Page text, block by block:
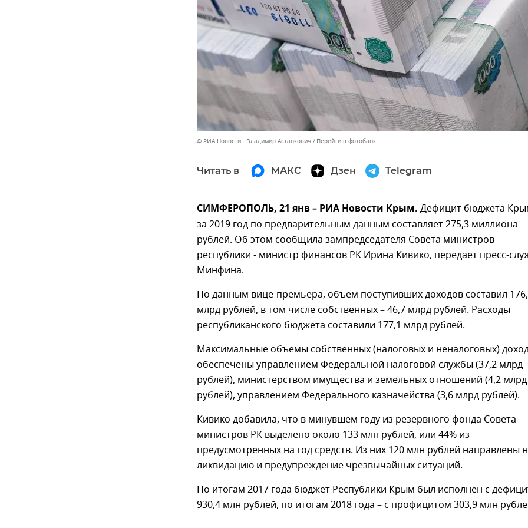
© РИА Новости . Владимир Астапкович Перейти в фотобанк
Читать в МАКС Дзен Telegram
СИМФЕРОПОЛЬ, 21 янв – РИА Новости Крым. Дефицит бюджета
за 2019 год по предварительным данным составляет 275,3 миллиона
рублей. Об этом сообщила зампредседателя Совета министров
республики - министр финансов РК Ирина Кивико, передает пресс-
Минфина.
По данным вице-премьера, объем поступивших доходов составил
млрд рублей, в том числе собственных – 46,7 млрд рублей. Расходы
республиканского бюджета составили 177,1 млрд рублей.
Максимальные объемы собственных (налоговых и неналоговых)
обеспечены управлением Федеральной налоговой службы (37,2 млрд
рублей), министерством имущества и земельных отношений (4,2 млрд
рублей), управлением Федерального казначейства (3,6 млрд рублей).
Кивико добавила, что в минувшем году из резервного фонда Совета
министров РК выделено около 133 млн рублей, или 44% из
предусмотренных на год средств. Из них 120 млн рублей направлены
ликвидацию и предупреждение чрезвычайных ситуаций.
По итогам 2017 года бюджет Республики Крым был исполнен с
930,4 млн рублей, по итогам 2018 года – с профицитом 303,9 млн